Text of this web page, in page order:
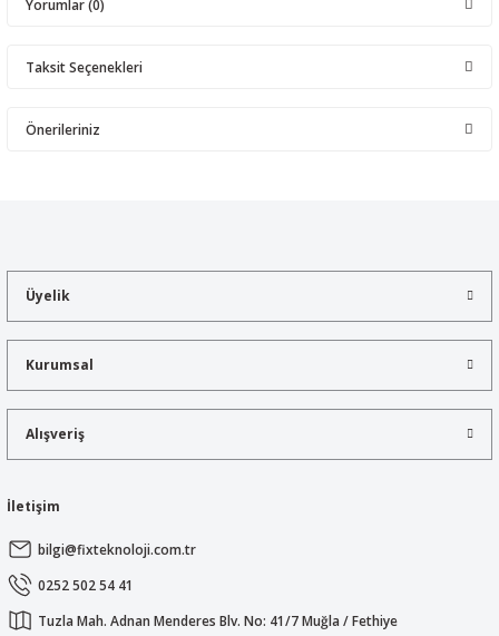
Yorumlar (0)
Taksit Seçenekleri
Önerileriniz
Ürün açıklamasında eksik bilgiler bulunuyor.
Ürün bilgilerinde hatalar bulunuyor.
Bu ürüne benzer farklı alternatifler olmalı.
Üyelik
Kurumsal
Alışveriş
İletişim
bilgi@fixteknoloji.com.tr
0252 502 54 41
Tuzla Mah. Adnan Menderes Blv. No: 41/7 Muğla / Fethiye